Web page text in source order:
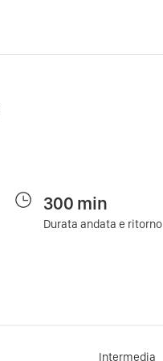
300 min
Durata andata e ritorno
Intermedia